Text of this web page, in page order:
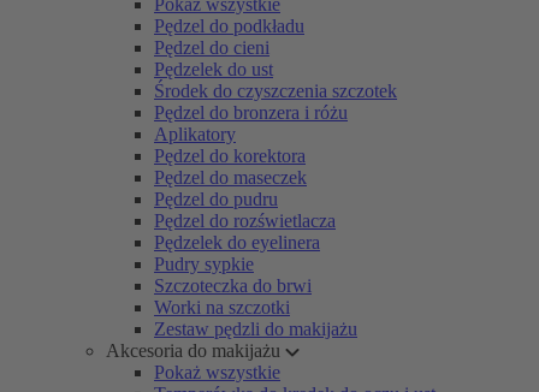
Pokaż wszystkie
Pędzel do podkładu
Pędzel do cieni
Pędzelek do ust
Środek do czyszczenia szczotek
Pędzel do bronzera i różu
Aplikatory
Pędzel do korektora
Pędzel do maseczek
Pędzel do pudru
Pędzel do rozświetlacza
Pędzelek do eyelinera
Pudry sypkie
Szczoteczka do brwi
Worki na szczotki
Zestaw pędzli do makijażu
Akcesoria do makijażu
Pokaż wszystkie